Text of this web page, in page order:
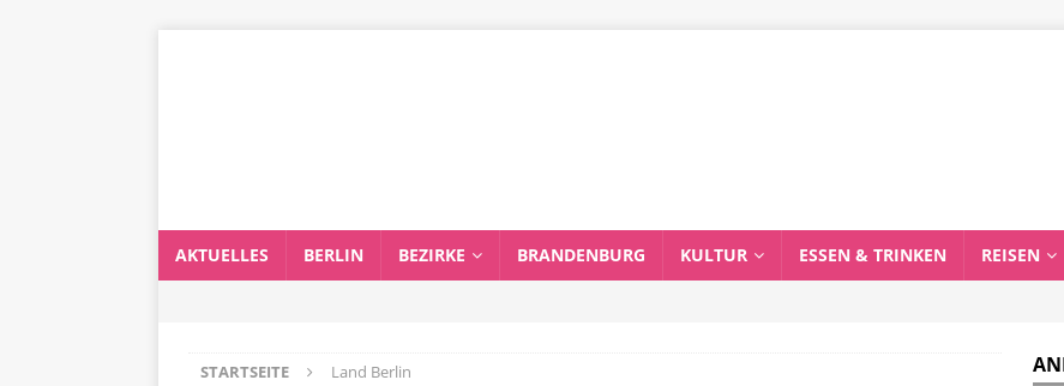
AKTUELLES BERLIN BEZIRKE BRANDENBURG KULTUR ESSEN & TRINKEN REISEN
STARTSEITE Land Berlin